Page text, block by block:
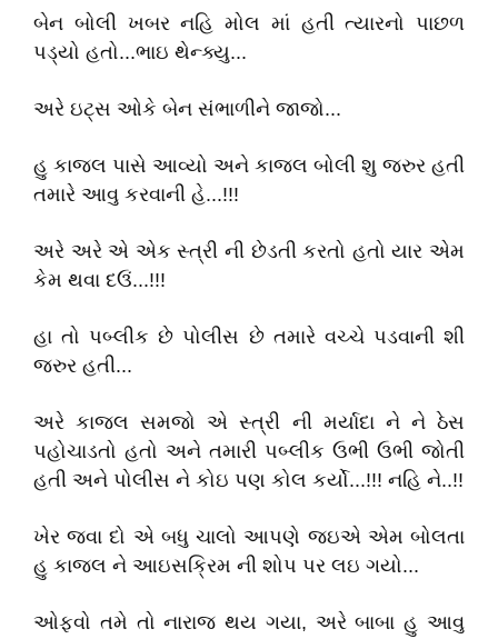
બેન બોલી ખબર નહિ મોલ માં હતી ત્યારનો પાછળ
પડ્યો હતો...ભાઇ થેન્ક્યુ...
અરે ઇટ્સ ઓકે બેન સંભાળીને જાજો...
હુ કાજલ પાસે આવ્યો અને કાજલ બોલી શુ જરુર હતી
તમારે આવુ કરવાની હે...!!!
અરે અરે એ એક સ્ત્રી ની છેડતી કરતો હતો યાર એમ
કેમ થવા દઉં...!!!
હા તો પબ્લીક છે પોલીસ છે તમારે વચ્ચે પડવાની શી
જરુર હતી...
અરે કાજલ સમજો એ સ્ત્રી ની મર્યાદા ને ને ઠેસ
પહોચાડતો હતો અને તમારી પબ્લીક ઉભી ઉભી જોતી
હતી અને પોલીસ ને કોઇ પણ કોલ કર્યો...!!! નહિ ને..!!
ખેર જવા દો એ બધુ ચાલો આપણે જઇએ એમ બોલતા
હુ કાજલ ને આઇસક્રિમ ની શોપ પર લઇ ગયો...
ઓફવો તમે તો નારાજ થય ગયા, અરે બાબા હુ આવુ